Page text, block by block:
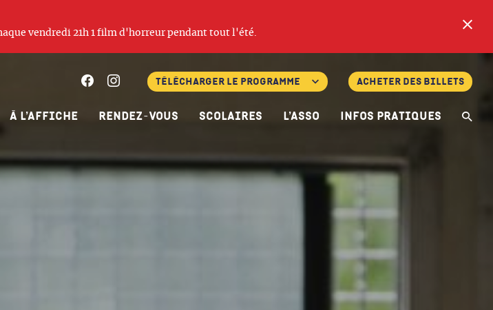
vendredi 21h 1 film d'horreur pendant tout l'été.
À l’affiche Rendez-vous Scolaires L’asso Infos pratiques
FacebookInstagramTélécharger le programme Acheter des billets